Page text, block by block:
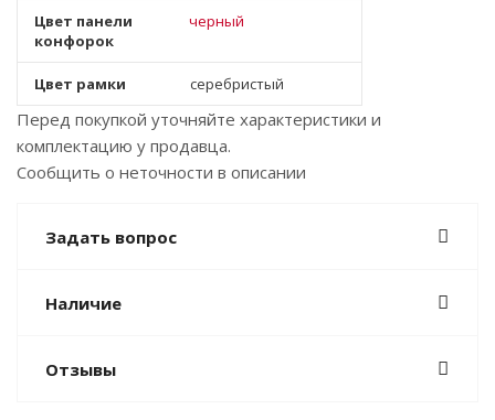
Цвет панели
конфорок
черный
Цвет рамки серебристый
Перед покупкой уточняйте характеристики и
комплектацию у продавца.
Сообщить о неточности в описании
Задать вопрос
Наличие
Отзывы